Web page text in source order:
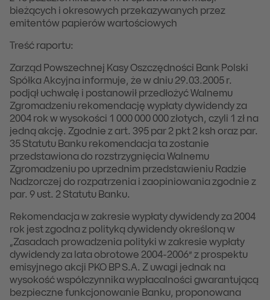
bieżących i okresowych przekazywanych przez
emitentów papierów wartościowych
Treść raportu:
Zarząd Powszechnej Kasy Oszczędności Bank Polski
Spółka Akcyjna informuje, że w dniu 29.03.2005 r.
podjął uchwałę i postanowił przedłożyć Walnemu
Zgromadzeniu rekomendację wypłaty dywidendy za
2004 rok w wysokości 1 000 000 000 złotych, czyli 1 zł na
jedną akcję. Zgodnie z art. 395 par 2 pkt 2 ksh oraz par.
35 Statutu Banku rekomendacja ta zostanie
przedstawiona do rozstrzygnięcia Walnemu
Zgromadzeniu po uprzednim przedstawieniu Radzie
Nadzorczej do rozpatrzenia i zaopiniowania zgodnie z
par. 9 ust. 2 Statutu Banku.
Rekomendacja w zakresie wypłaty dywidendy za 2004
rok jest zgodna z polityką dywidendy określoną w
„Zasadach prowadzenia polityki w zakresie wypłaty
dywidendy za lata obrotowe 2004-2006” z prospektu
emisyjnego akcji PKO BP S.A. Z uwagi jednak na
wysokość współczynnika wypłacalności gwarantującą
bezpieczne funkcjonowanie Banku, proponowana